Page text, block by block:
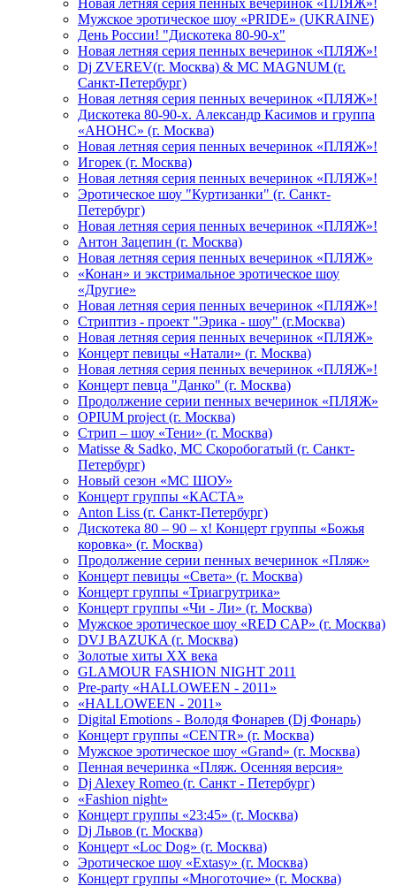
Новая летняя серия пенных вечеринок «ПЛЯЖ»!
Мужское эротическое шоу «PRIDE» (UKRAINE)
День России! "Дискотека 80-90-х"
Новая летняя серия пенных вечеринок «ПЛЯЖ»!
Dj ZVEREV(г. Москва) & MC MAGNUM (г.
Санкт-Петербург)
Новая летняя серия пенных вечеринок «ПЛЯЖ»!
Дискотека 80-90-х. Александр Касимов и группа
«АНОНС» (г. Москва)
Новая летняя серия пенных вечеринок «ПЛЯЖ»!
Игорек (г. Москва)
Новая летняя серия пенных вечеринок «ПЛЯЖ»!
Эротическое шоу "Куртизанки" (г. Санкт-
Петербург)
Новая летняя серия пенных вечеринок «ПЛЯЖ»!
Антон Зацепин (г. Москва)
Новая летняя серия пенных вечеринок «ПЛЯЖ»
«Конан» и экстримальное эротическое шоу
«Другие»
Новая летняя серия пенных вечеринок «ПЛЯЖ»!
Стриптиз - проект "Эрика - шоу" (г.Москва)
Новая летняя серия пенных вечеринок «ПЛЯЖ»
Концерт певицы «Натали» (г. Москва)
Новая летняя серия пенных вечеринок «ПЛЯЖ»!
Концерт певца "Данко" (г. Москва)
Продолжение серии пенных вечеринок «ПЛЯЖ»
OPIUM project (г. Москва)
Стрип – шоу «Тени» (г. Москва)
Matissе & Sadko, MC Скоробогатый (г. Санкт-
Петербург)
Новый сезон «МС ШОУ»
Концерт группы «КАСТА»
Anton Liss (г. Санкт-Петербург)
Дискотека 80 – 90 – х! Концерт группы «Божья
коровка» (г. Москва)
Продолжение серии пенных вечеринок «Пляж»
Концерт певицы «Света» (г. Москва)
Концерт группы «Триагрутрика»
Концерт группы «Чи - Ли» (г. Москва)
Мужское эротическое шоу «RED CAP» (г. Москва)
DVJ BAZUKA (г. Москва)
Золотые хиты XX века
GLAMOUR FASHION NIGHT 2011
Pre-party «HALLOWEEN - 2011»
«HALLOWEEN - 2011»
Digital Emotions - Володя Фонарев (Dj Фонарь)
Концерт группы «CENTR» (г. Москва)
Мужское эротическое шоу «Grand» (г. Москва)
Пенная вечеринка «Пляж. Осенняя версия»
Dj Alexey Romeo (г. Санкт - Петербург)
«Fashion night»
Концерт группы «23:45» (г. Москва)
Dj Львов (г. Москва)
Концерт «Loc Dog» (г. Москва)
Эротическое шоу «Extasy» (г. Москва)
Концерт группы «Многоточие» (г. Москва)